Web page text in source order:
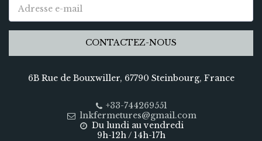
CONTACTEZ-NOUS
6B Rue de Bouxwiller, 67790 Steinbourg, France
+33-744269551
lnkfermetures@gmail.com
Du lundi au vendredi
9h-12h / 14h-17h